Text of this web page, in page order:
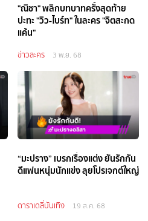
"ณิชา" พลิกบทบาทครั้งสุดท้าย
ปะทะ "วิว-ไบร์ท" ในละคร "จิตสะกด
แค้น"
ข่าวละคร 3 พ.ย. 68
“มะปราง” เบรกเรื่องแต่ง ยันรักกัน
ดีแฟนหนุ่มนักแข่ง ลุยโปรเจกต์ใหญ่
ดาราเดลี่บันเทิง 19 ส.ค. 68